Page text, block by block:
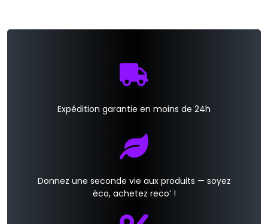
Expédition garantie en moins de 24h
Donnez une seconde vie aux produits — soyez
éco, achetez reco’ !